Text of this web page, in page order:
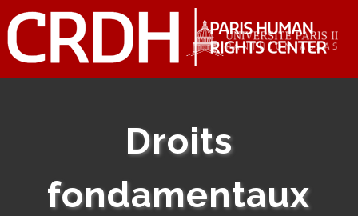
Droits
fondamentaux